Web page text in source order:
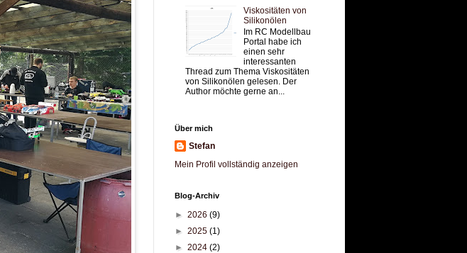
Viskositäten von
Silikonölen
Im RC Modellbau
Portal habe ich
einen sehr
interessanten
Thread zum Thema Viskositäten
von Silikonölen gelesen. Der
Author möchte gerne an...
Über mich
Stefan
Mein Profil vollständig anzeigen
Blog-Archiv
► 2026 (9)
► 2025 (1)
► 2024 (2)